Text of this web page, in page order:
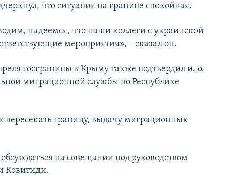
что ситуация на границе спокойная.
надеемся, что наши коллеги с украинской
мероприятия», – сказал он.
госграницы в Крыму также подтвердил и. о.
миграционной службы по Республике
пересекать границу, выдачу миграционных
на совещании под руководством
Ковитиди.